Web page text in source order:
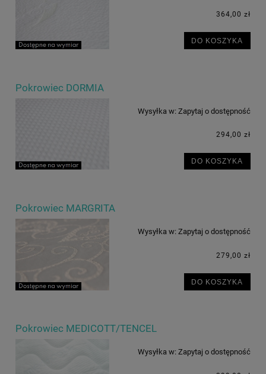
364,00 zł
DO KOSZYKA
Pokrowiec DORMIA
Wysyłka w: Zapytaj o dostępność
294,00 zł
DO KOSZYKA
Pokrowiec MARGRITA
Wysyłka w: Zapytaj o dostępność
279,00 zł
DO KOSZYKA
Pokrowiec MEDICOTT/TENCEL
Wysyłka w: Zapytaj o dostępność